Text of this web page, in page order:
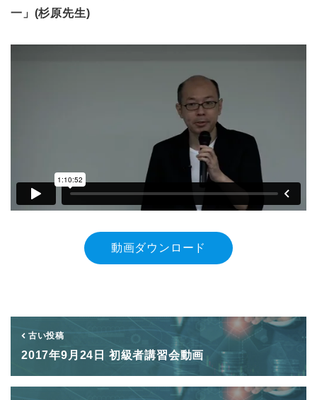
一」(杉原先生)
動画ダウンロード
古い投稿
2017年9月24日 初級者講習会動画